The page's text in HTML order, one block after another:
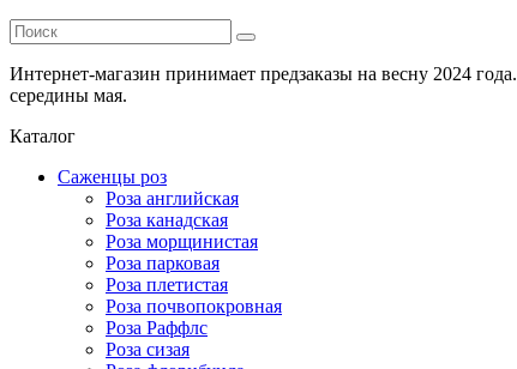
Интернет-магазин принимает предзаказы на весну 2024
середины мая.
Каталог
Саженцы роз
Роза английская
Роза канадская
Роза морщинистая
Роза парковая
Роза плетистая
Роза почвопокровная
Роза Раффлс
Роза сизая